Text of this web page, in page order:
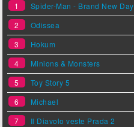
1
Spider-Man - Brand New Day
2
Odissea
3
Hokum
4
Minions & Monsters
5
Toy Story 5
6
Michael
7
Il Diavolo veste Prada 2